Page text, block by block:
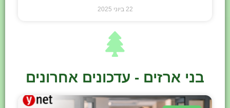
22 ביוני 2025
בני ארזים - עדכונים אחרונים